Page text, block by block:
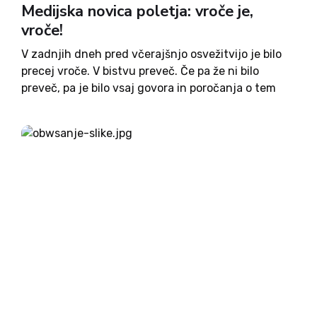
Medijska novica poletja: vroče je,
vroče!
V zadnjih dneh pred včerajšnjo osvežitvijo je bilo
precej vroče. V bistvu preveč. Če pa že ni bilo
preveč, pa je bilo vsaj govora in poročanja o tem
kot nacionalno katastrofo,...